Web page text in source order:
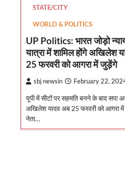
STATE/CITY
WORLD & POLITICS
UP Politics: भारत जोड़ो
यात्रा में शामिल होंगे अखिलेश
25 फरवरी को आगरा में जुड़ेंगे
sbj newsin February 22,
यूपी में सीटों पर सहमति बनने के बाद सपा
अखिलेश यादव अब 25 फरवरी को आगरा
नेता…